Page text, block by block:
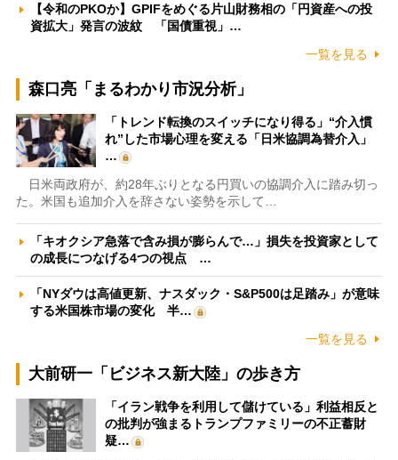
【令和のPKOか】GPIFをめぐる片山財務相の「円資産への投
資拡大」発言の波紋 「国債重視」…
一覧を見る
森口亮「まるわかり市況分析」
「トレンド転換のスイッチになり得る」“介入慣
れ”した市場心理を変える「日米協調為替介入」
…
日米両政府が、約28年ぶりとなる円買いの協調介入に踏み切っ
た。米国も追加介入を辞さない姿勢を示して…
「キオクシア急落で含み損が膨らんで…」損失を投資家として
の成長につなげる4つの視点 …
「NYダウは高値更新、ナスダック・S&P500は足踏み」が意味
する米国株市場の変化 半…
一覧を見る
大前研一「ビジネス新大陸」の歩き方
「イラン戦争を利用して儲けている」利益相反と
の批判が強まるトランプファミリーの不正蓄財
疑…